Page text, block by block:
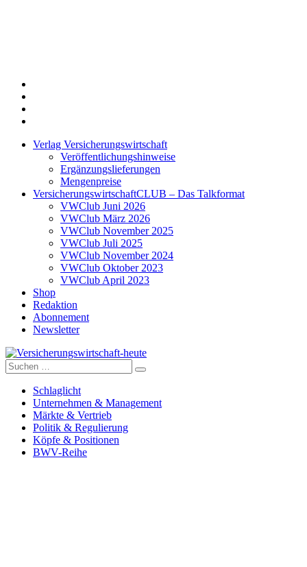
Verlag Versicherungswirtschaft
Veröffentlichungshinweise
Ergänzungslieferungen
Mengenpreise
VersicherungswirtschaftCLUB – Das Talkformat
VWClub Juni 2026
VWClub März 2026
VWClub November 2025
VWClub Juli 2025
VWClub November 2024
VWClub Oktober 2023
VWClub April 2023
Shop
Redaktion
Abonnement
Newsletter
Versicherungswirtschaft-heute
Suche
nach:
Schlaglicht
Unternehmen & Management
Märkte & Vertrieb
Politik & Regulierung
Köpfe & Positionen
BWV-Reihe